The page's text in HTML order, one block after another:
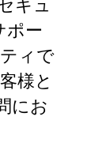
ポー
ィで
様と
にお